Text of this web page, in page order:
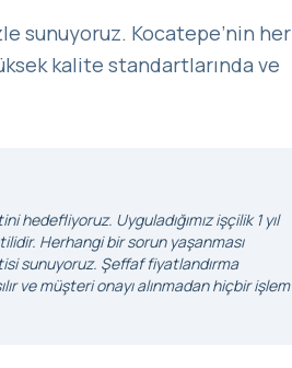
sunuyoruz. Kocatepe’nin her
kalite standartlarında ve
hedefliyoruz. Uyguladığımız işçilik 1 yıl
Herhangi bir sorun yaşanması
sunuyoruz. Şeffaf fiyatlandırma
ve müşteri onayı alınmadan hiçbir işlem